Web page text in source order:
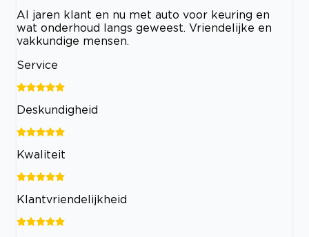
Al jaren klant en nu met auto voor keuring en
wat onderhoud langs geweest. Vriendelijke en
vakkundige mensen.
Service
Deskundigheid
Kwaliteit
Klantvriendelijkheid